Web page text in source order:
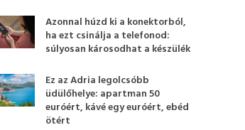
Azonnal húzd ki a konektorból,
ha ezt csinálja a telefonod:
súlyosan károsodhat a készülék
Ez az Adria legolcsóbb
üdülőhelye: apartman 50
euróért, kávé egy euróért, ebéd
ötért